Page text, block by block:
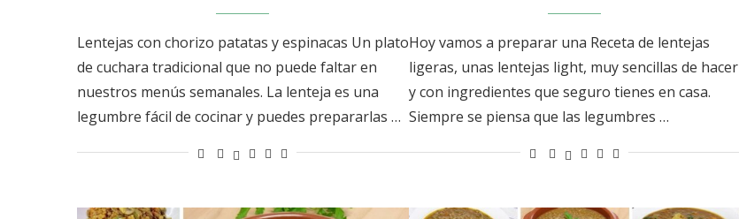
Lentejas con chorizo patatas y espinacas Un plato
de cuchara tradicional que no puede faltar en
nuestros menús semanales. La lenteja es una
legumbre fácil de cocinar y puedes prepararlas …
Hoy vamos a preparar una Receta de lentejas
ligeras, unas lentejas light, muy sencillas de hacer
y con ingredientes que seguro tienes en casa.
Siempre se piensa que las legumbres …